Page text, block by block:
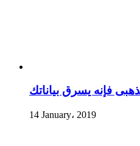
فإنه يسرق بياناتك
14 January، 2019